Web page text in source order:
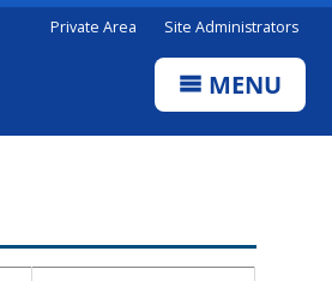
Private Area Site Administrators
MENU